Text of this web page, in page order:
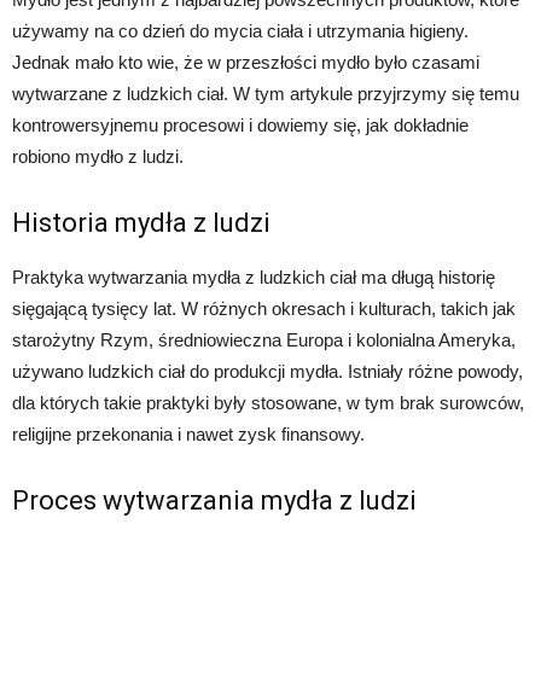
używamy na co dzień do mycia ciała i utrzymania higieny.
Jednak mało kto wie, że w przeszłości mydło było czasami
wytwarzane z ludzkich ciał. W tym artykule przyjrzymy się temu
kontrowersyjnemu procesowi i dowiemy się, jak dokładnie
robiono mydło z ludzi.
Historia mydła z ludzi
Praktyka wytwarzania mydła z ludzkich ciał ma długą historię
sięgającą tysięcy lat. W różnych okresach i kulturach, takich jak
starożytny Rzym, średniowieczna Europa i kolonialna Ameryka,
używano ludzkich ciał do produkcji mydła. Istniały różne powody,
dla których takie praktyki były stosowane, w tym brak surowców,
religijne przekonania i nawet zysk finansowy.
Proces wytwarzania mydła z ludzi